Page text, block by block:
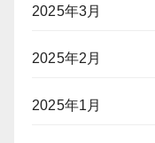
2025年3月
2025年2月
2025年1月